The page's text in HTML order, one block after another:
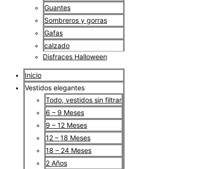
Guantes
Sombreros y gorras
Gafas
calzado
Disfraces Halloween
Inicio
Vestidos elegantes
Todo, vestidos sin filtrar
6 – 9 Meses
9 – 12 Meses
12 – 18 Meses
18 – 24 Meses
2 Años